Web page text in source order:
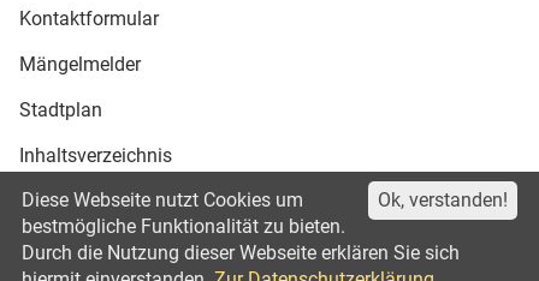
Kontaktformular
Mängelmelder
Stadtplan
Inhaltsverzeichnis
Druckansicht
©2021
Impressum
Datenschutz
Ok, verstanden!
Diese Webseite nutzt Cookies um
bestmögliche Funktionalität zu bieten.
Durch die Nutzung dieser Webseite erklären Sie sich